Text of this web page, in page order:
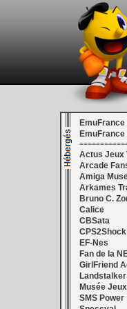
EmuFrance
EmuFrance
Actus Jeux
Arcade
Amiga
Arkames
Bruno C.
Calice
CBSata
CPS2Shock
EF-Nes
Fan de la
GirlFriend
Musée
SMS Power